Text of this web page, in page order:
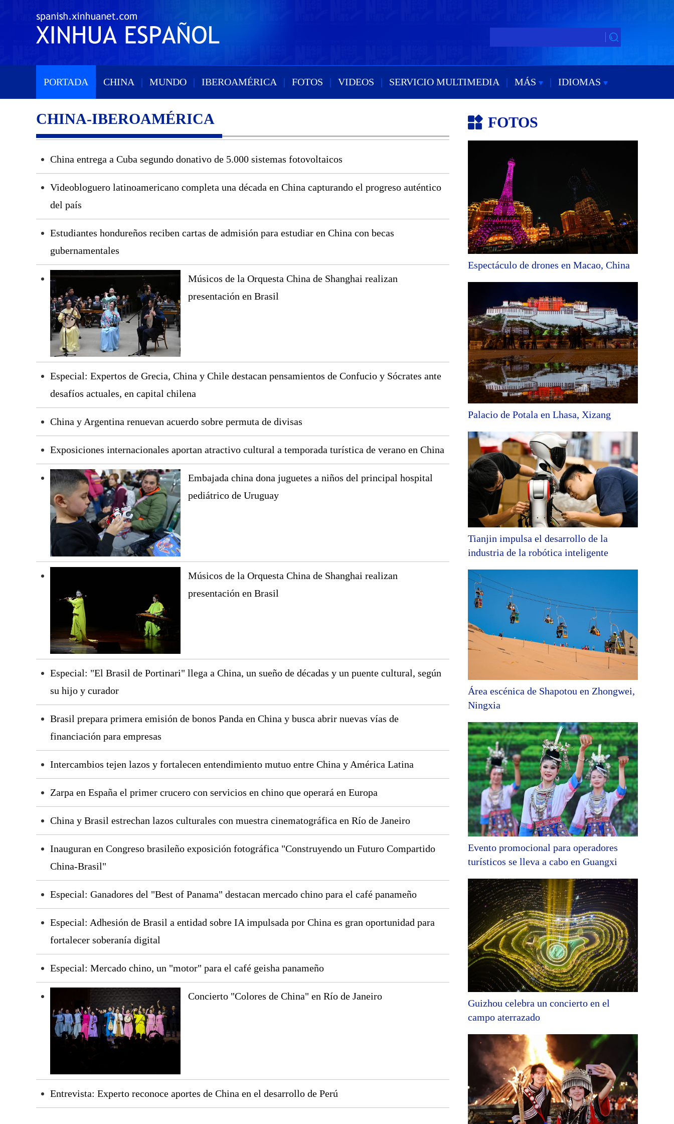
PORTADA | CHINA | MUNDO | IBEROAMÉRICA | FOTOS | VIDEOS | SERVICIO MULTIMEDIA | MÁS | IDIOMAS
CHINA-IBEROAMÉRICA
China entrega a Cuba segundo donativo de 5.000 sistemas fotovoltaicos
Videobloguero latinoamericano completa una década en China capturando el progreso auténtico
del país
Estudiantes hondureños reciben cartas de admisión para estudiar en China con becas
gubernamentales
Músicos de la Orquesta China de Shanghai realizan
presentación en Brasil
Especial: Expertos de Grecia, China y Chile destacan pensamientos de Confucio y Sócrates ante
desafíos actuales, en capital chilena
China y Argentina renuevan acuerdo sobre permuta de divisas
Exposiciones internacionales aportan atractivo cultural a temporada turística de verano en China
Embajada china dona juguetes a niños del principal hospital
pediátrico de Uruguay
Músicos de la Orquesta China de Shanghai realizan
presentación en Brasil
Especial: "El Brasil de Portinari" llega a China, un sueño de décadas y un puente cultural, según
su hijo y curador
Brasil prepara primera emisión de bonos Panda en China y busca abrir nuevas vías de
financiación para empresas
Intercambios tejen lazos y fortalecen entendimiento mutuo entre China y América Latina
Zarpa en España el primer crucero con servicios en chino que operará en Europa
China y Brasil estrechan lazos culturales con muestra cinematográfica en Río de Janeiro
Inauguran en Congreso brasileño exposición fotográfica "Construyendo un Futuro Compartido
China-Brasil"
Especial: Ganadores del "Best of Panama" destacan mercado chino para el café panameño
Especial: Adhesión de Brasil a entidad sobre IA impulsada por China es gran oportunidad para
fortalecer soberanía digital
Especial: Mercado chino, un "motor" para el café geisha panameño
Concierto "Colores de China" en Río de Janeiro
Entrevista: Experto reconoce aportes de China en el desarrollo de Perú
FOTOS
Espectáculo de drones en Macao, China
Palacio de Potala en Lhasa, Xizang
Tianjin impulsa el desarrollo de la
industria de la robótica inteligente
Área escénica de Shapotou en Zhongwei,
Ningxia
Evento promocional para operadores
turísticos se lleva a cabo en Guangxi
Guizhou celebra un concierto en el
campo aterrazado